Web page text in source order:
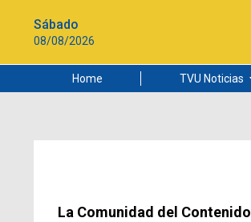
Sábado
08/08/2026
Home TVU Noticias
Ciudad
La Comunidad del Contenido